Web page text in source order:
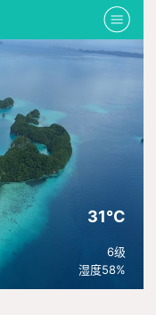
31°C
6级
湿度58%